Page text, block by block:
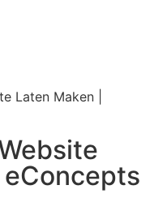
Laten Maken |